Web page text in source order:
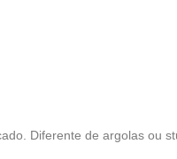
Diferente de argolas ou